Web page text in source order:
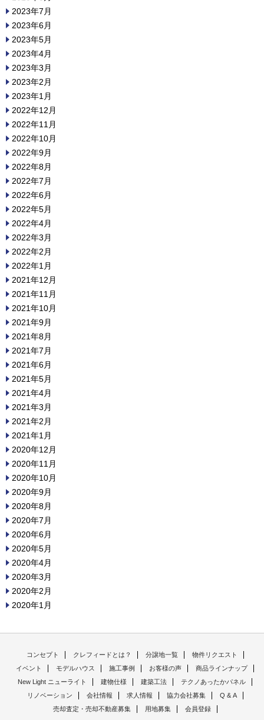
2023年7月
2023年6月
2023年5月
2023年4月
2023年3月
2023年2月
2023年1月
2022年12月
2022年11月
2022年10月
2022年9月
2022年8月
2022年7月
2022年6月
2022年5月
2022年4月
2022年3月
2022年2月
2022年1月
2021年12月
2021年11月
2021年10月
2021年9月
2021年8月
2021年7月
2021年6月
2021年5月
2021年4月
2021年3月
2021年2月
2021年1月
2020年12月
2020年11月
2020年10月
2020年9月
2020年8月
2020年7月
2020年6月
2020年5月
2020年4月
2020年3月
2020年2月
2020年1月
コンセプト クレフィードとは？ 分譲地一覧
物件リクエスト
イベント
モデルハウス 施工事例 お客様の声
商品ラインナップ
New Light ニューライト
建物仕様 建築工法
テクノあったかパネル
リノベーション
会社情報 求人情報 協力会社募集
Q & A
売却査定・売却不動産募集
用地募集
会員登録